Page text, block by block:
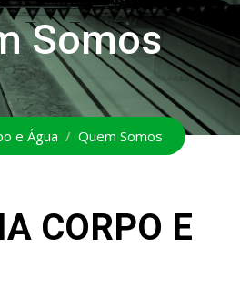
Somos
e Água / Quem Somos
CORPO E